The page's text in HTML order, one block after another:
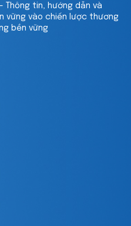
Thông tin, hướng dẫn và
vững vào chiến lược thương
bền vững